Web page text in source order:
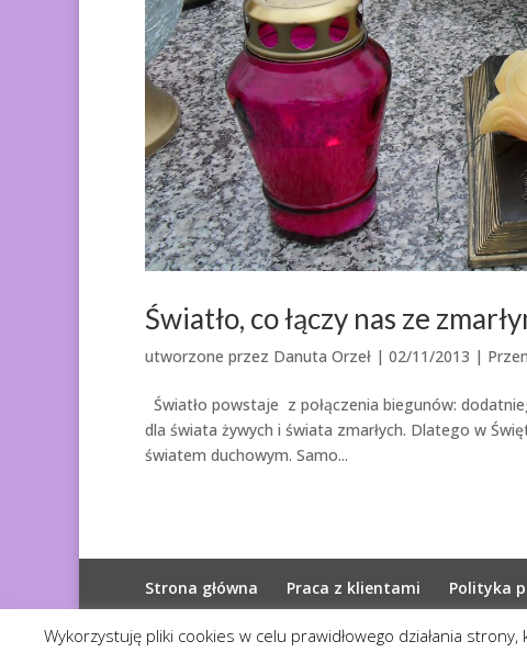
Światło, co łączy nas ze
utworzone przez Danuta Orzeł | 02/11/2013 |
Światło powstaje z połączenia biegunów:
dla świata żywych i świata zmarłych. Dlatego w
światem duchowym. Samo...
Strona główna Praca z klientami Polityka
© 2026Diagnoza Duszy| Kopiowanie zabronione
Wykorzystuję pliki cookies w celu prawidłowego działania